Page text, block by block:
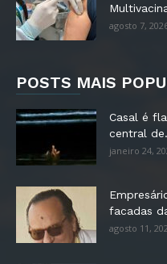
agosto 7,
POSTS MAIS
Casal é
central
janeiro 24,
facadas
agosto 11,